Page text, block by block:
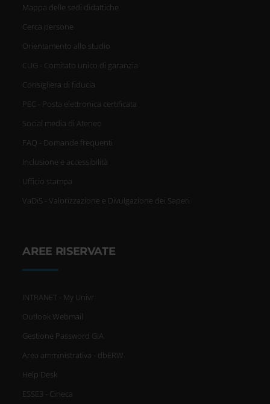
Mappa delle sedi didattiche
Cerca persone
Orientamento allo studio
CUG - Comitato unico di garanzia
Consigliera di fiducia
PEC - Posta elettronica certificata
Social media di Ateneo
FAQ - Domande frequenti
Inclusione e accessibilità
Ufficio stampa
VaDiS - Valorizzazione e Divulgazione dei Saperi
AREE RISERVATE
INTRANET - My Univr
Outlook Webmail
Gestione Password GIA
Area amministrativa - dbERW
Help Desk
ESSE3 - Cineca